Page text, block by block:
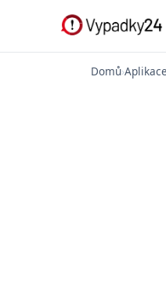
Domů›Aplikace